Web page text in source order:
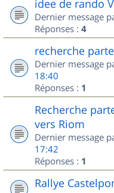
idee de rando
Dernier message
Réponses : 4
recherche
Dernier message
18:40
Réponses : 1
Recherche
vers Riom
Dernier message
17:42
Réponses : 1
Rallye